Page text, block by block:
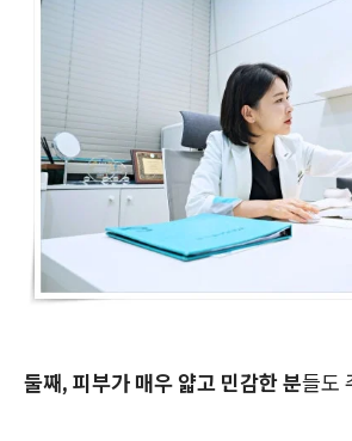
둘째, 피부가 매우 얇고 민감한 분들도